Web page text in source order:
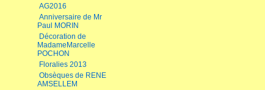
AG2016
Anniversaire de Mr
Paul MORIN
Décoration de
MadameMarcelle
POCHON
Floralies 2013
Obsèques de RENE
AMSELLEM